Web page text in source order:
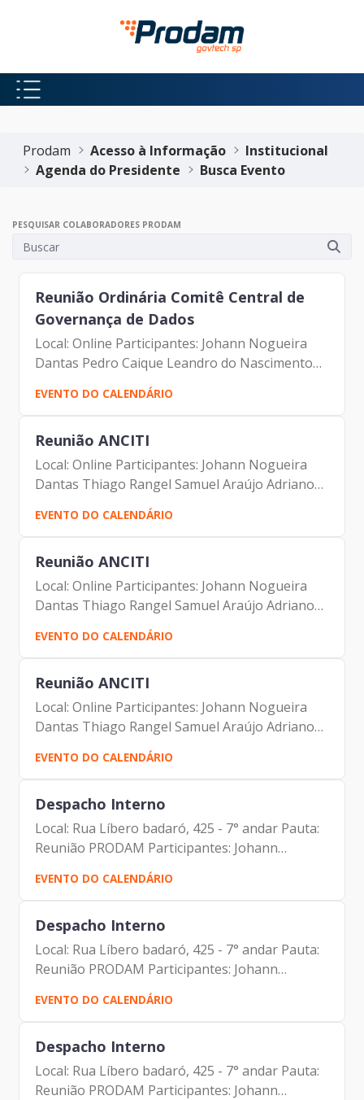
Pular para o Conteúdo principal
Prodam
Acesso à Informação
Institucional
Agenda do Presidente
Busca Evento
PESQUISAR COLABORADORES PRODAM
Reunião Ordinária Comitê Central de
Governança de Dados
Local: Online Participantes: Johann Nogueira
Dantas Pedro Caique Leandro do Nascimento
Lilian Matos Severino Dutra de Morais Neto
Andre Dias Menezes de Almeida Andre
Tomiatto de Oliveira Lucas...
EVENTO DO CALENDÁRIO
Reunião ANCITI
Local: Online Participantes: Johann Nogueira
Dantas Thiago Rangel Samuel Araújo Adriano
Ventura Leandro Moreira Garcia Greyce
Linhares Carol Barbosa Camila Murta
Rodrigues Andre Leonardo Augusto...
EVENTO DO CALENDÁRIO
Reunião ANCITI
Local: Online Participantes: Johann Nogueira
Dantas Thiago Rangel Samuel Araújo Adriano
Ventura Leandro Moreira Garcia Greyce
Linhares Carol Barbosa Camila Murta
Rodrigues Andre Leonardo Augusto...
EVENTO DO CALENDÁRIO
Reunião ANCITI
Local: Online Participantes: Johann Nogueira
Dantas Thiago Rangel Samuel Araújo Adriano
Ventura Leandro Moreira Garcia Greyce
Linhares Carol Barbosa Camila Murta
Rodrigues Andre Leonardo Augusto...
EVENTO DO CALENDÁRIO
Despacho Interno
Local: Rua Líbero badaró, 425 - 7° andar Pauta:
Reunião PRODAM Participantes: Johann
Nogueira Dantas Maria Aparecida Lima Souza
Rocha Aparecido Trindade de Melo Fernando
Gonçalves Eder Marcelino da...
EVENTO DO CALENDÁRIO
Despacho Interno
Local: Rua Líbero badaró, 425 - 7° andar Pauta:
Reunião PRODAM Participantes: Johann
Nogueira Dantas Maria Aparecida Lima Souza
Rocha Aparecido Trindade de Melo Fernando
Gonçalves Eder Marcelino da...
EVENTO DO CALENDÁRIO
Despacho Interno
Local: Rua Líbero badaró, 425 - 7° andar Pauta:
Reunião PRODAM Participantes: Johann